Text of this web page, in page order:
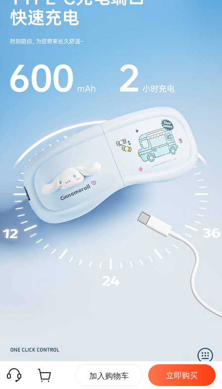
加入购物车 立即购买